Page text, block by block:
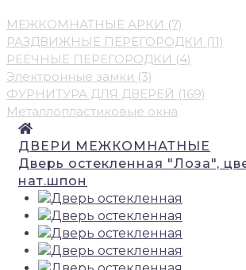
МЕЖКОМНАТНЫЕ АРКИ (7)
РАЗДВИЖНЫЕ ПЕРЕГОРОДКИ (11)
РЕЕЧНЫЕ ПЕРЕГОРОДКИ (4)
Электронные замки (3)
ФУРНИТУРА ДЛЯ ДВЕРЕЙ (169)
Металлопластиковые окна
ДВЕРИ МЕЖКОМНАТНЫЕ
Дверь остекленная "Лоза",
нат.шпон